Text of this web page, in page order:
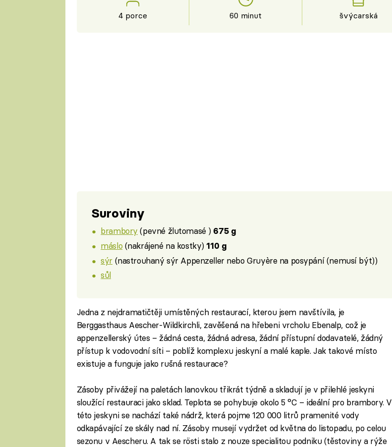
4 porce 60 minut švýcarská
Suroviny
brambory (pevné žlutomasé ) 675 g
máslo (nakrájené na kostky) 110 g
sýr(nastrouhaný sýr Appenzeller nebo Gruyère na posypání (nemusí být))
sůl
Jedna z nejdramatičtěji umístěných restaurací, kterou jsem navštívila, je
Berggasthaus Aescher-Wildkirchli, zavěšená na hřebeni vrcholu Ebenalp, což je
appenzellerský útes – žádná cesta, žádná adresa, žádní přístupní dodavatelé, žádný
přístup k vodovodní síti – poblíž komplexu jeskyní a malé kaple. Jak takové místo
existuje a funguje jako rušná restaurace?
Zásoby přivážejí na paletách lanovkou třikrát týdně a skladují je v přilehlé jeskyni
sloužící restauraci jako sklad. Teplota se pohybuje okolo 5 °C – ideální pro brambory. V
této jeskyni se nachází také nádrž, která pojme 120 000 litrů pramenité vody
odkapávající ze skály nad ní. Zásoby musejí vydržet od května do listopadu, po celou
sezonu v Aescheru. A tak se rösti stalo z nouze specialitou podniku (těstoviny a rýže